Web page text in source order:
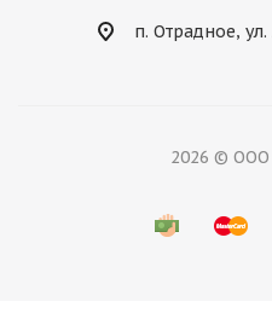
п. Отрадное,
2026 © ООО